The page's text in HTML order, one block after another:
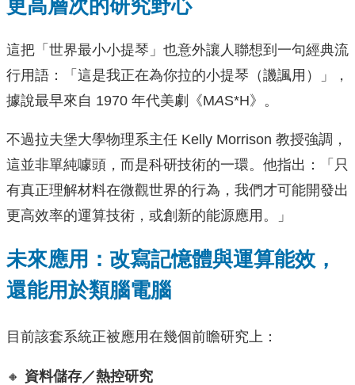
更高層次的研究野心
這把「世界最小小提琴」也意外讓人聯想到一句經典流
行用語：「這是我正在為你拉的小提琴（譏諷用）」，
據說最早來自 1970 年代美劇《MAS*H》。
不過拉夫堡大學物理系主任 Kelly Morrison 教授強調，
這並非單純噱頭，而是科研技術的一環。他指出：「只
有真正理解材料在微觀世界的行為，我們才可能開發出
更高效率的運算技術，或創新的能源應用。」
未來應用：改寫記憶體與運算能效，
還能用於類腦電腦
目前該套系統正被應用在幾個前瞻研究上：
🔸 資料儲存／熱控研究